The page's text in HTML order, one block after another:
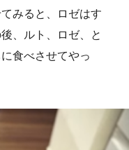
みると、ロゼはす
、ルト、ロゼ、と
食べさせてやっ